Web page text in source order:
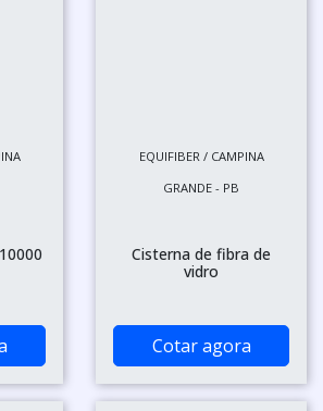
EQUIFIBER / CAMPINA
GRANDE - PB
Cisterna de fibra de
vidro
Cotar agora